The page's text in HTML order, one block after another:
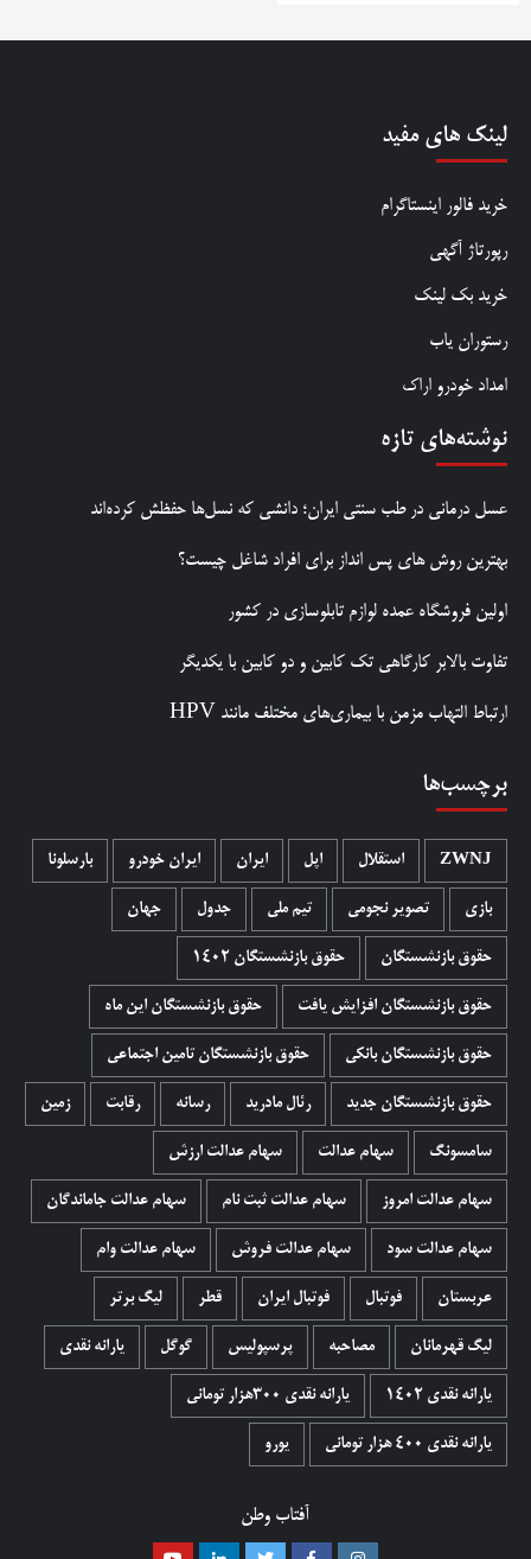
لینک های مفید
خرید فالور اینستاگرام
رپورتاژ آگهی
خرید بک لینک
رستوران یاب
امداد خودرو اراک
نوشته‌های تازه
عسل درمانی در طب سنتی ایران؛ دانشی که نسل‌ها حفظش کرده‌اند
بهترین روش‌ های پس‌ انداز برای افراد شاغل چیست؟
اولین فروشگاه عمده لوازم تابلوسازی در کشور
تفاوت بالابر کارگاهی تک کابین و دو کابین با یکدیگر
ارتباط التهاب مزمن با بیماری‌های مختلف مانند HPV
برچسب‌ها
ZWNJ استقلال اپل ایران ایران خودرو بارسلونا
بازی تصویر نجومی تیم ملی جدول جهان
حقوق بازنشستگان حقوق بازنشستگان 1402
حقوق بازنشستگان افزایش یافت حقوق بازنشستگان این ماه
حقوق بازنشستگان بانکی حقوق بازنشستگان تامین اجتماعی
حقوق بازنشستگان جدید رئال مادرید رسانه رقابت زمین
سامسونگ سهام عدالت سهام عدالت ارزش
سهام عدالت امروز سهام عدالت ثبت نام سهام عدالت جاماندگان
سهام عدالت سود سهام عدالت فروش سهام عدالت وام
عربستان فوتبال فوتبال ایران قطر لیگ برتر
لیگ قهرمانان مصاحبه پرسپولیس گوگل یارانه نقدی
یارانه نقدی 1402 یارانه نقدی ۳۰۰هزار تومانی
یارانه نقدی ۴۰۰ هزار تومانی یورو
آفتاب وطن